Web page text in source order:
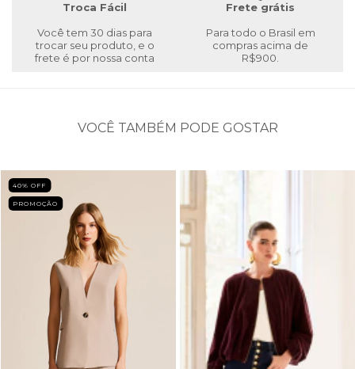
Troca Fácil
Você tem 30 dias para
trocar seu produto, e o
frete é por nossa conta
Frete grátis
Para todo o Brasil em
compras acima de
R$900.
VOCÊ TAMBÉM PODE GOSTAR
40% OFF
PROMOÇÃO